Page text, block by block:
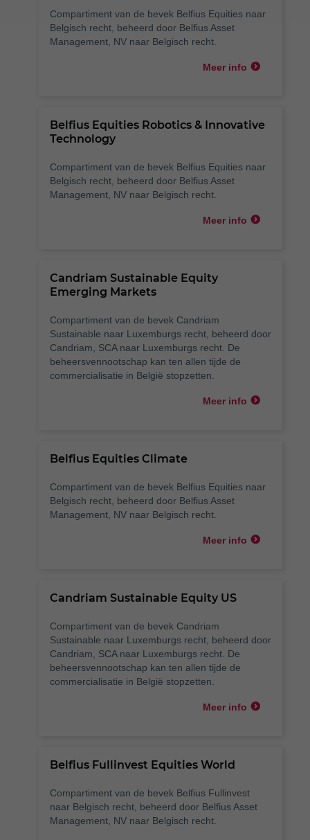
Compartiment van de bevek Belfius Equities naar
Belgisch recht, beheerd door Belfius Asset
Management, NV naar Belgisch recht.
Meer info
Belfius Equities Robotics & Innovative
Technology
Compartiment van de bevek Belfius Equities naar
Belgisch recht, beheerd door Belfius Asset
Management, NV naar Belgisch recht.
Meer info
Candriam Sustainable Equity
Emerging Markets
Compartiment van de bevek Candriam
Sustainable naar Luxemburgs recht, beheerd door
Candriam, SCA naar Luxemburgs recht. De
beheersvennootschap kan ten allen tijde de
commercialisatie in België stopzetten.
Meer info
Belfius Equities Climate
Compartiment van de bevek Belfius Equities naar
Belgisch recht, beheerd door Belfius Asset
Management, NV naar Belgisch recht.
Meer info
Candriam Sustainable Equity US
Compartiment van de bevek Candriam
Sustainable naar Luxemburgs recht, beheerd door
Candriam, SCA naar Luxemburgs recht. De
beheersvennootschap kan ten allen tijde de
commercialisatie in België stopzetten.
Meer info
Belfius Fullinvest Equities World
Compartiment van de bevek Belfius Fullinvest
naar Belgisch recht, beheerd door Belfius Asset
Management, NV naar Belgisch recht.